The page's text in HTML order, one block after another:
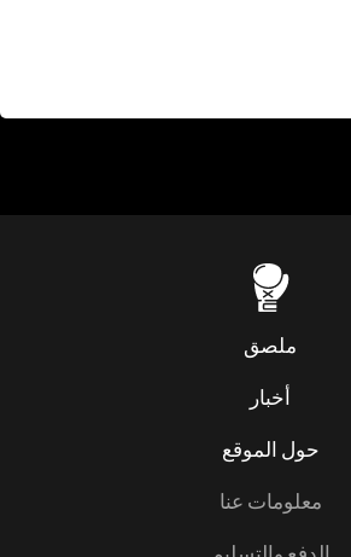
ملصق
أخبار
حول الموقع
معلومات عنا